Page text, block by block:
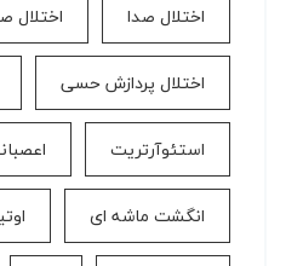
اختلال صدا اختلال
اختلال پردازش حسی
استئوآرتریت
انگشت ماشه ای